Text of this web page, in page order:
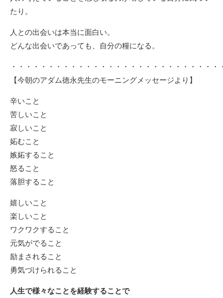
たり。
人との出会いは本当に面白い。
どんな出会いであっても、自分の糧になる。
・・・・・・・・・・・・・・・・・・・・・・・・・・・・
【今朝のアダム徳永先生のモーニングメッセージより】
辛いこと
苦しいこと
寂しいこと
妬むこと
嫉妬すること
怒ること
落胆すること
嬉しいこと
楽しいこと
ワクワクすること
元気がでること
励まされること
勇気づけられること
人生で様々なことを経験することで